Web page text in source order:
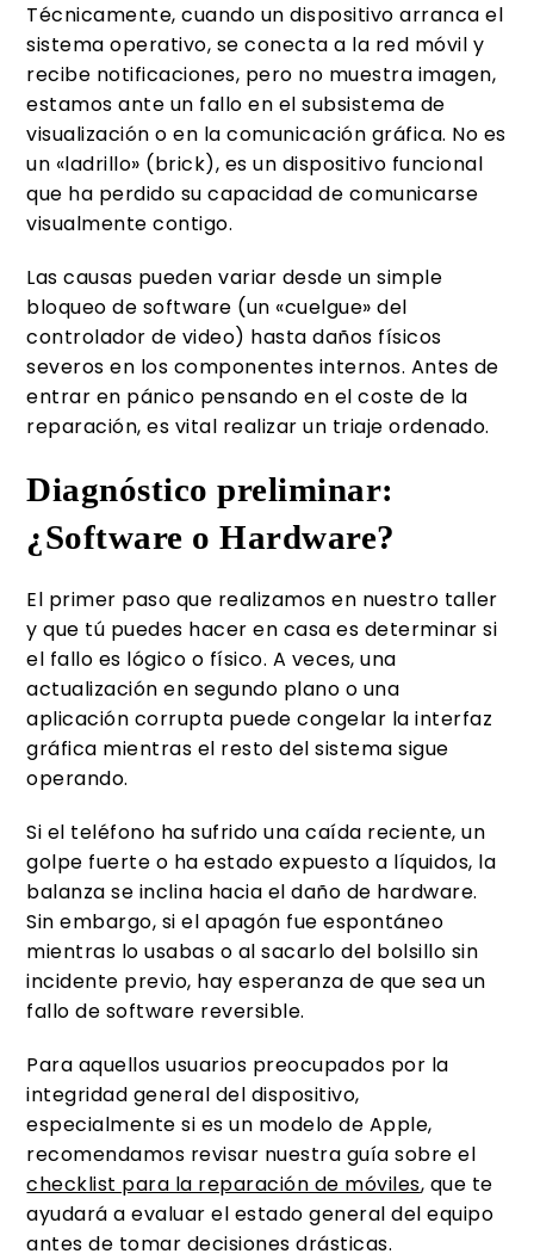
Técnicamente, cuando un dispositivo arranca el
sistema operativo, se conecta a la red móvil y
recibe notificaciones, pero no muestra imagen,
estamos ante un fallo en el subsistema de
visualización o en la comunicación gráfica. No es
un «ladrillo» (brick), es un dispositivo funcional
que ha perdido su capacidad de comunicarse
visualmente contigo.
Las causas pueden variar desde un simple
bloqueo de software (un «cuelgue» del
controlador de video) hasta daños físicos
severos en los componentes internos. Antes de
entrar en pánico pensando en el coste de la
reparación, es vital realizar un triaje ordenado.
Diagnóstico preliminar:
¿Software o Hardware?
El primer paso que realizamos en nuestro taller
y que tú puedes hacer en casa es determinar si
el fallo es lógico o físico. A veces, una
actualización en segundo plano o una
aplicación corrupta puede congelar la interfaz
gráfica mientras el resto del sistema sigue
operando.
Si el teléfono ha sufrido una caída reciente, un
golpe fuerte o ha estado expuesto a líquidos, la
balanza se inclina hacia el daño de hardware.
Sin embargo, si el apagón fue espontáneo
mientras lo usabas o al sacarlo del bolsillo sin
incidente previo, hay esperanza de que sea un
fallo de software reversible.
Para aquellos usuarios preocupados por la
integridad general del dispositivo,
especialmente si es un modelo de Apple,
recomendamos revisar nuestra guía sobre el
checklist para la reparación de móviles, que te
ayudará a evaluar el estado general del equipo
antes de tomar decisiones drásticas.